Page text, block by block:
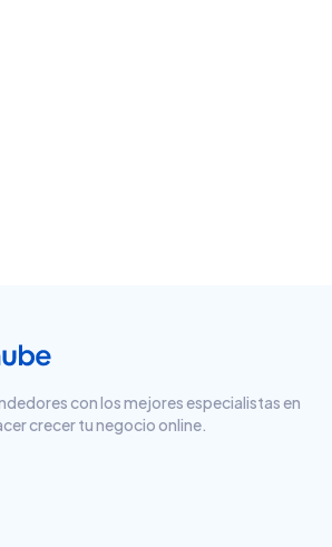
con los mejores especialistas en
crecer tu negocio online.